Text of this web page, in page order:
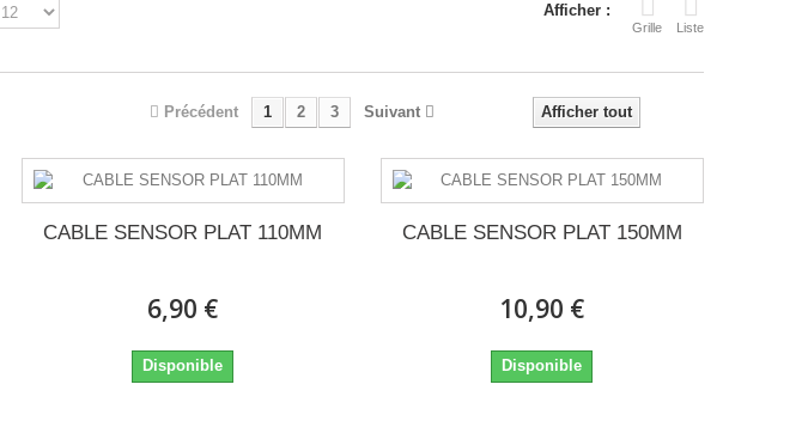
Afficher :
Grille Liste
Afficher tout
Précédent 1 2 3 Suivant
CABLE SENSOR PLAT 110MM
6,90 €
Disponible
CABLE SENSOR PLAT 150MM
10,90 €
Disponible